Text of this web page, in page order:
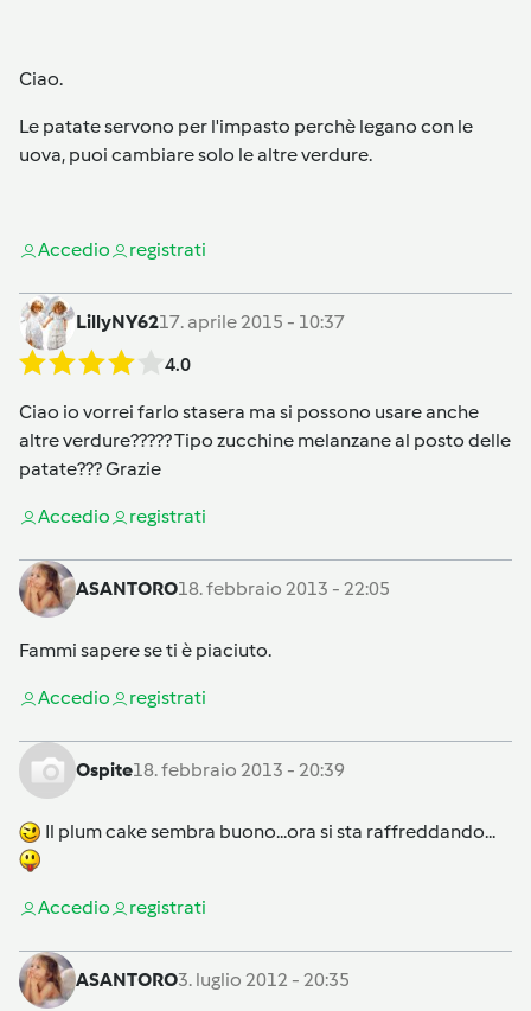
Ciao.
Le patate servono per l'impasto perchè legano con le
uova, puoi cambiare solo le altre verdure.
Accedio registrati
LillyNY6217. aprile 2015 - 10:37
4.0
Ciao io vorrei farlo stasera ma si possono usare anche
altre verdure????? Tipo zucchine melanzane al posto delle
patate??? Grazie
Accedio registrati
ASANTORO18. febbraio 2013 - 22:05
Fammi sapere se ti è piaciuto.
Accedio registrati
Ospite18. febbraio 2013 - 20:39
Il plum cake sembra buono...ora si sta raffreddando...
Accedio registrati
ASANTORO3. luglio 2012 - 20:35